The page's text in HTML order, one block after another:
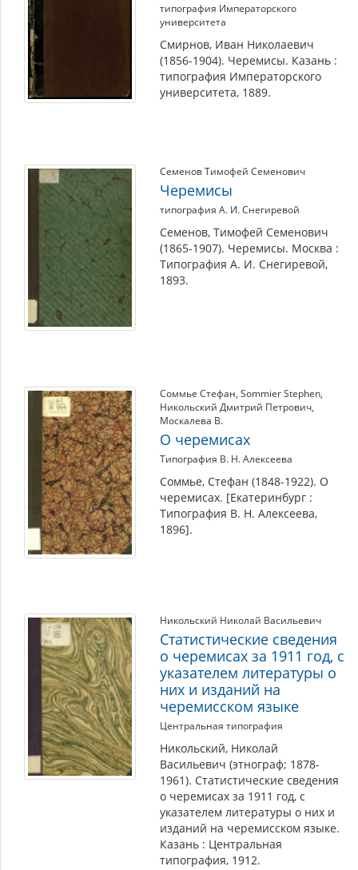
типография Императорского
университета
Смирнов, Иван Николаевич
(1856-1904). Черемисы. Казань :
типография Императорского
университета, 1889.
Семенов Тимофей Семенович
Черемисы
типография А. И. Снегиревой
Семенов, Тимофей Семенович
(1865-1907). Черемисы. Москва :
Типография А. И. Снегиревой,
1893.
Соммье Стефан, Sommier Stephen,
Никольский Дмитрий Петрович,
Москалева В.
О черемисах
Типография В. Н. Алексеева
Соммье, Стефан (1848-1922). О
черемисах. [Екатеринбург :
Типография В. Н. Алексеева,
1896].
Никольский Николай Васильевич
Статистические сведения
о черемисах за 1911 год, с
указателем литературы о
них и изданий на
черемисском языке
Центральная типография
Никольский, Николай
Васильевич (этнограф; 1878-
1961). Статистические сведения
о черемисах за 1911 год, с
указателем литературы о них и
изданий на черемисском языке.
Казань : Центральная
типография, 1912.